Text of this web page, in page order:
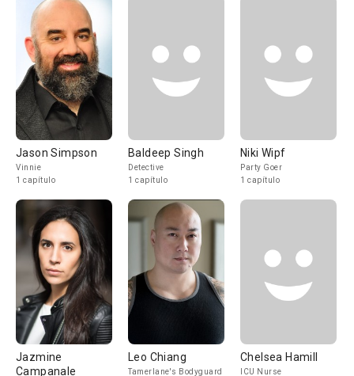
Jason Simpson
Vinnie
1 capítulo
Baldeep Singh
Detective
1 capítulo
Niki Wipf
Party Goer
1 capítulo
Jazmine
Campanale
Leo Chiang
Tamerlane's Bodyguard
Chelsea Hamill
ICU Nurse